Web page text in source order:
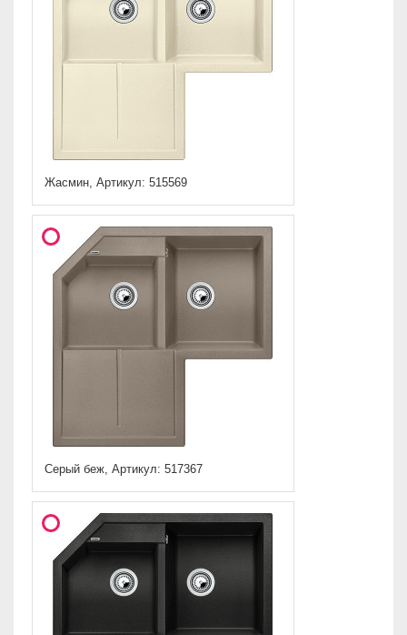
Жасмин, Артикул: 515569
Серый беж, Артикул: 517367